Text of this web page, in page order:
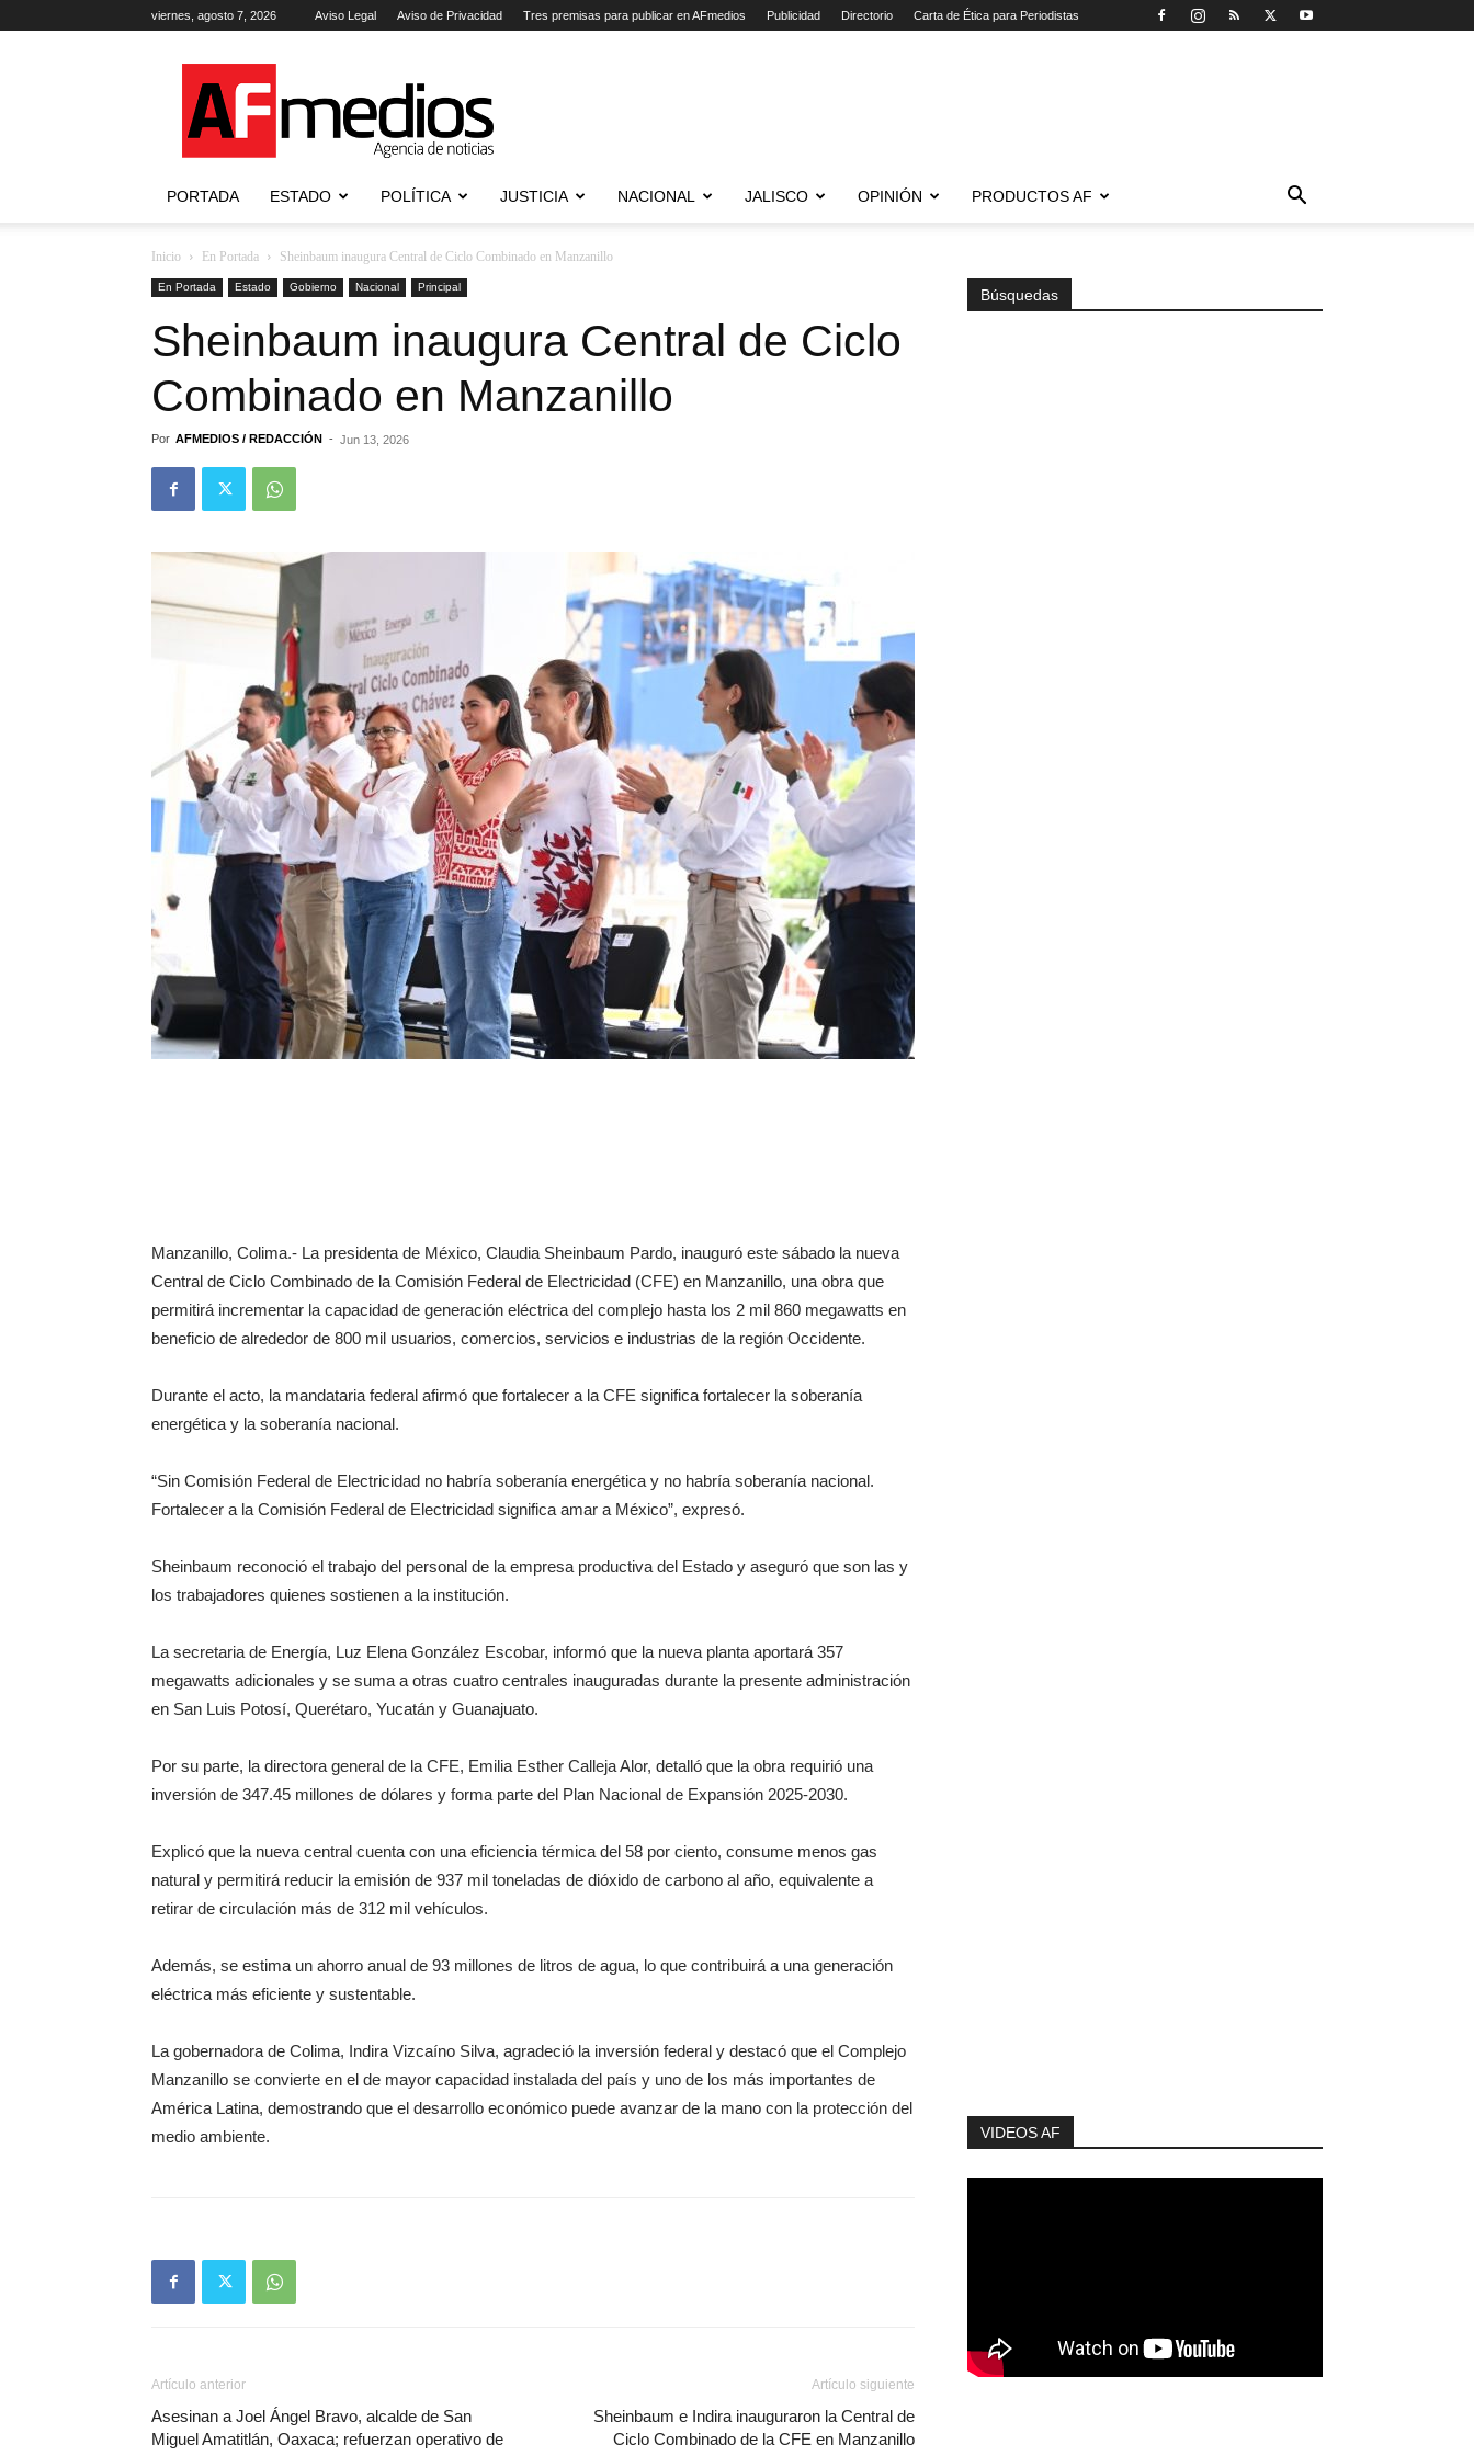
viernes, agosto 7, 2026 Aviso Legal Aviso de Privacidad Tres premisas para publicar en AFmedios Publicidad Directorio Carta de Ética para Periodistas
Agencia
de
Noticias
PORTADA ESTADO POLÍTICA JUSTICIA NACIONAL JALISCO OPINIÓN PRODUCTOS AF
Inicio En Portada Sheinbaum inaugura Central de Ciclo Combinado en Manzanillo
En Portada Estado Gobierno Nacional Principal
Sheinbaum inaugura Central de Ciclo
Combinado en Manzanillo
Por AFMEDIOS / REDACCIÓN - Jun 13, 2026
Manzanillo, Colima.- La presidenta de México, Claudia Sheinbaum Pardo, inauguró este sábado la nueva
Central de Ciclo Combinado de la Comisión Federal de Electricidad (CFE) en Manzanillo, una obra que
permitirá incrementar la capacidad de generación eléctrica del complejo hasta los 2 mil 860 megawatts en
beneficio de alrededor de 800 mil usuarios, comercios, servicios e industrias de la región Occidente.
Durante el acto, la mandataria federal afirmó que fortalecer a la CFE significa fortalecer la soberanía
energética y la soberanía nacional.
“Sin Comisión Federal de Electricidad no habría soberanía energética y no habría soberanía nacional.
Fortalecer a la Comisión Federal de Electricidad significa amar a México”, expresó.
Sheinbaum reconoció el trabajo del personal de la empresa productiva del Estado y aseguró que son las y
los trabajadores quienes sostienen a la institución.
La secretaria de Energía, Luz Elena González Escobar, informó que la nueva planta aportará 357
megawatts adicionales y se suma a otras cuatro centrales inauguradas durante la presente administración
en San Luis Potosí, Querétaro, Yucatán y Guanajuato.
Por su parte, la directora general de la CFE, Emilia Esther Calleja Alor, detalló que la obra requirió una
inversión de 347.45 millones de dólares y forma parte del Plan Nacional de Expansión 2025-2030.
Explicó que la nueva central cuenta con una eficiencia térmica del 58 por ciento, consume menos gas
natural y permitirá reducir la emisión de 937 mil toneladas de dióxido de carbono al año, equivalente a
retirar de circulación más de 312 mil vehículos.
Además, se estima un ahorro anual de 93 millones de litros de agua, lo que contribuirá a una generación
eléctrica más eficiente y sustentable.
La gobernadora de Colima, Indira Vizcaíno Silva, agradeció la inversión federal y destacó que el Complejo
Manzanillo se convierte en el de mayor capacidad instalada del país y uno de los más importantes de
América Latina, demostrando que el desarrollo económico puede avanzar de la mano con la protección del
medio ambiente.
Artículo anterior
Asesinan a Joel Ángel Bravo, alcalde de San
Miguel Amatitlán, Oaxaca; refuerzan operativo de
Artículo siguiente
Sheinbaum e Indira inauguraron la Central de
Ciclo Combinado de la CFE en Manzanillo
Búsquedas
VIDEOS AF